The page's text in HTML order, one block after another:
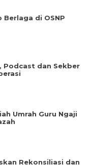
Berlaga di OSNP
Podcast dan Sekber
Umrah Guru Ngaji
Rekonsiliasi dan